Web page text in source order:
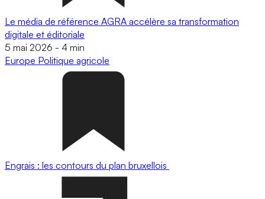
Le média de référence AGRA accélère sa transformation
digitale et éditoriale
5 mai 2026 - 4 min
Europe Politique agricole
Engrais : les contours du plan bruxellois